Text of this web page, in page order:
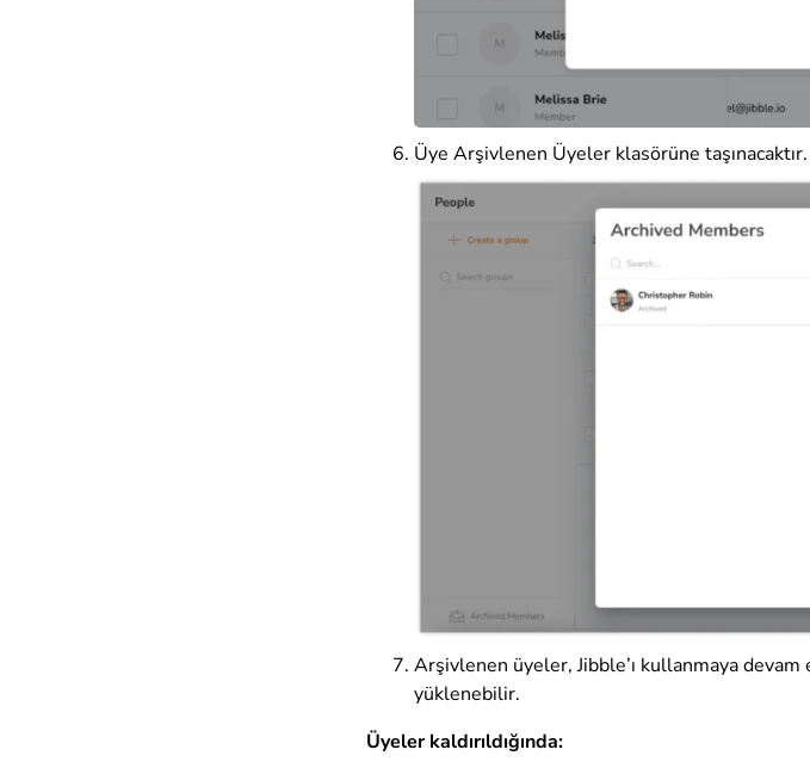
Üye Arşivlenen Üyeler klasörüne taşınacaktır.
Arşivlenen üyeler, Jibble’ı kullanmaya
yüklenebilir.
Üyeler kaldırıldığında: